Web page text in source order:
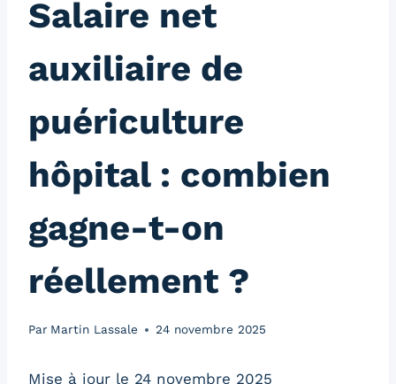
Salaire net
auxiliaire de
puériculture
hôpital : combien
gagne-t-on
réellement ?
Par Martin Lassale 24 novembre 2025
Mise à jour le 24 novembre 2025